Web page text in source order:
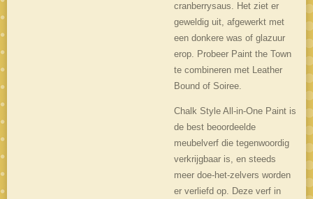
cranberrysaus. Het ziet er
geweldig uit, afgewerkt met
een donkere was of glazuur
erop. Probeer Paint the Town
te combineren met Leather
Bound of Soiree.
Chalk Style All-in-One Paint is
de best beoordeelde
meubelverf die tegenwoordig
verkrijgbaar is, en steeds
meer doe-het-zelvers worden
er verliefd op. Deze verf in